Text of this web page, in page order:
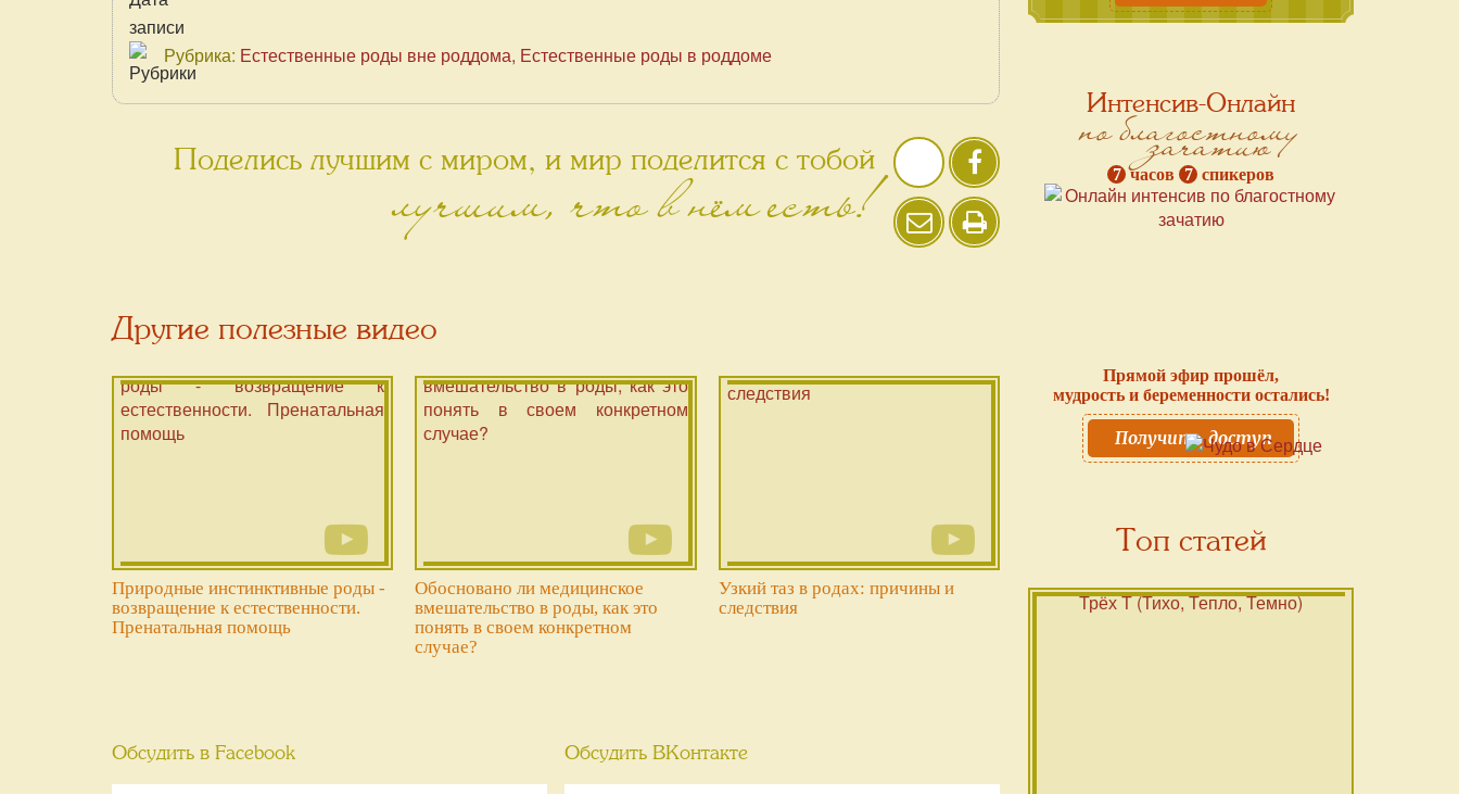
Рубрика: Естественные роды вне роддома Естественные роды в роддоме
Поделись лучшим с миром, и мир поделится с тобой
лучшим, что в нём есть!
Другие полезные видео
Природные инстинктивные роды -
возвращение к естественности.
Пренатальная помощь
Обосновано ли медицинское
вмешательство в роды, как это
понять в своем конкретном
случае?
Узкий таз в родах: причины и
следствия
Обсудить в Facebook Обсудить ВКонтакте
Интенсив-Онлайн
по благостному
зачатию
7 часов 7 спикеров
Прямой эфир прошёл,
мудрость и беременности остались!
Получить доступ
Топ статей